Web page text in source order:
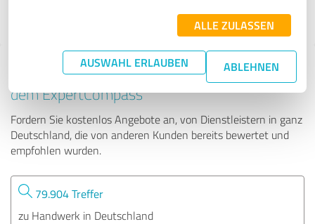
ALLE ZULASSEN
AUSWAHL ERLAUBEN ABLEHNEN
Tipp: Die passenden Experten finden - mit
dem ExpertCompass
Fordern Sie kostenlos Angebote an, von Dienstleistern in ganz
Deutschland, die von anderen Kunden bereits bewertet und
empfohlen wurden.
79.904 Treffer
zu Handwerk in Deutschland